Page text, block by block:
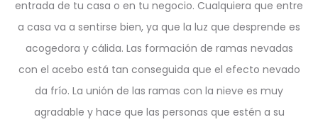
entrada de tu casa o en tu negocio. Cualquiera que entre
a casa va a sentirse bien, ya que la luz que desprende es
acogedora y cálida. Las formación de ramas nevadas
con el acebo está tan conseguida que el efecto nevado
da frío. La unión de las ramas con la nieve es muy
agradable y hace que las personas que estén a su